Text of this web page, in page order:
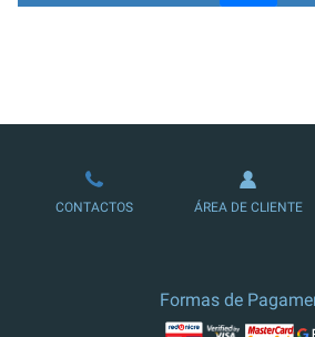
LOJA DE ASSINATURAS
CONTACTOS ÁREA DE CLIENTE
Formas de